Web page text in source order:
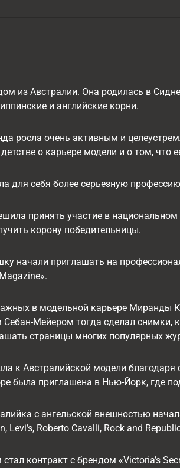
из Австралии. Она родилась в
и английские корни.
росла очень активным и
о карьере модели и о том,
для себя более серьезную
принять участие в
корону победительницы.
начали приглашать на
в модельной карьере Миранды
Мейером тогда сделал снимки,
страницы многих популярных
к Австралийской модели
была приглашена в Нью-Йорк, где
с ангельской внешностью
Levi’s, Roberto Cavalli, Rock and
контракт с брендом «Victoria’s